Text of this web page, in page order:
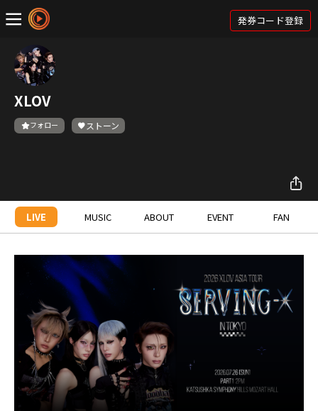
発券コード登録
XLOV
フォロー ストーン
LIVE MUSIC ABOUT EVENT FAN